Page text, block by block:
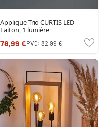
Applique Trio CURTIS LED
Laiton, 1 lumière
78,99 €PVC:82,99 €